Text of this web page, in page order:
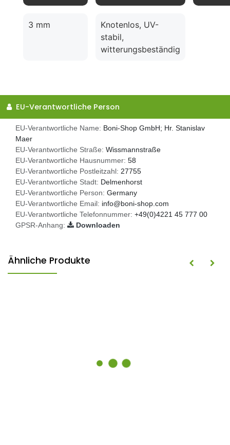
3 mm
Knotenlos, UV-
stabil,
witterungsbeständig
EU-Verantwortliche Person
EU-Verantwortliche Name: Boni-Shop GmbH; Hr. Stanislav
Maer
EU-Verantwortliche Straße: Wissmannstraße
EU-Verantwortliche Hausnummer: 58
EU-Verantwortliche Postleitzahl: 27755
EU-Verantwortliche Stadt: Delmenhorst
EU-Verantwortliche Person: Germany
EU-Verantwortliche Email: info@boni-shop.com
EU-Verantwortliche Telefonnummer: +49(0)4221 45 777 00
GPSR-Anhang:
Downloaden
Ähnliche Produkte